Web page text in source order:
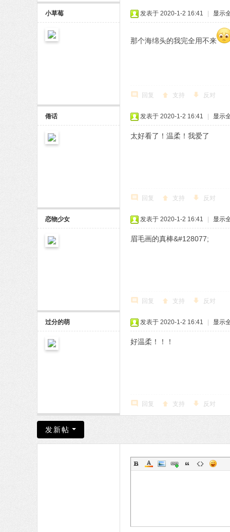
小草莓 发表于 2020-1-2 16:41 显示
那个海绵头的我完全用不来
回复 支持 反对
倦话 发表于 2020-1-2 16:41 显示
太好看了！温柔！我爱了
回复 支持 反对
恋物少女 发表于 2020-1-2 16:41 显示
眉毛画的真棒&#128077;
回复 支持 反对
过分的萌 发表于 2020-1-2 16:41 显示
好温柔！！！
回复 支持 反对
发新帖